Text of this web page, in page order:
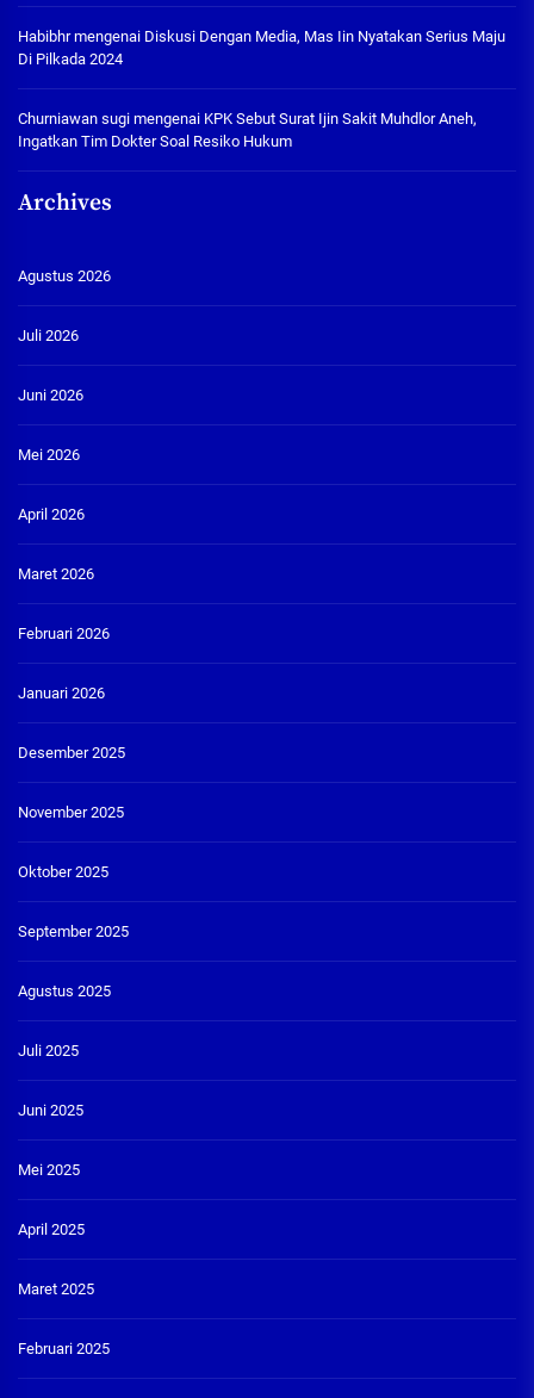
Habibhrmengenai Diskusi Dengan Media, Mas Iin Nyatakan Serius Maju
Di Pilkada 2024
Churniawan sugi mengenai KPK Sebut Surat Ijin Sakit Muhdlor Aneh,
Ingatkan Tim Dokter Soal Resiko Hukum
Archives
Agustus 2026
Juli 2026
Juni 2026
Mei 2026
April 2026
Maret 2026
Februari 2026
Januari 2026
Desember 2025
November 2025
Oktober 2025
September 2025
Agustus 2025
Juli 2025
Juni 2025
Mei 2025
April 2025
Maret 2025
Februari 2025